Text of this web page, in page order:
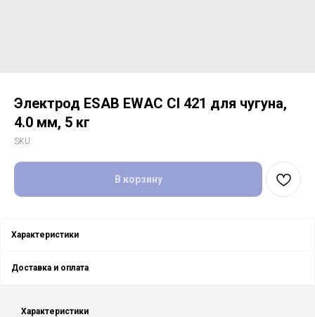
Электрод ESAB EWAC CI 421 для чугуна,
4.0 мм, 5 кг
SKU:
В корзину
Характеристики
Доставка и оплата
Характеристики